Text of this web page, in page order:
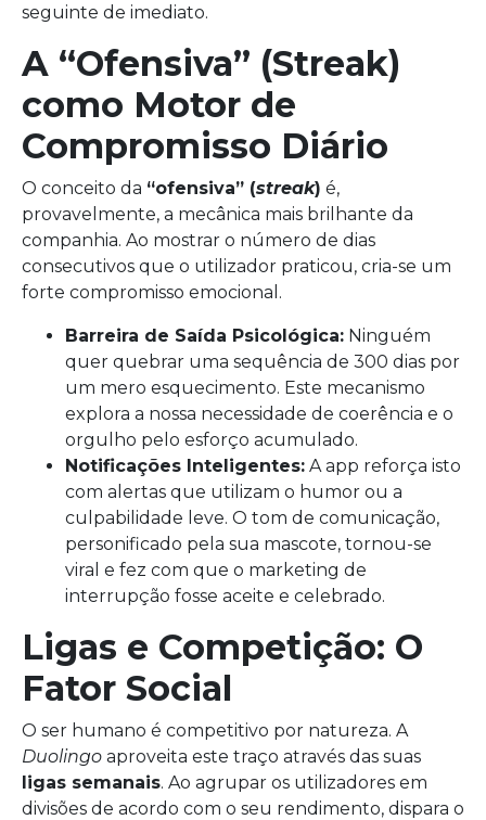
seguinte de imediato.
A “Ofensiva” (Streak)
como Motor de
Compromisso Diário
O conceito da “ofensiva” (streak) é,
provavelmente, a mecânica mais brilhante da
companhia. Ao mostrar o número de dias
consecutivos que o utilizador praticou, cria-se um
forte compromisso emocional.
Barreira de Saída Psicológica: Ninguém
quer quebrar uma sequência de 300 dias por
um mero esquecimento. Este mecanismo
explora a nossa necessidade de coerência e o
orgulho pelo esforço acumulado.
Notificações Inteligentes: A app reforça isto
com alertas que utilizam o humor ou a
culpabilidade leve. O tom de comunicação,
personificado pela sua mascote, tornou-se
viral e fez com que o marketing de
interrupção fosse aceite e celebrado.
Ligas e Competição: O
Fator Social
O ser humano é competitivo por natureza. A
Duolingo aproveita este traço através das suas
ligas semanais. Ao agrupar os utilizadores em
divisões de acordo com o seu rendimento, dispara o